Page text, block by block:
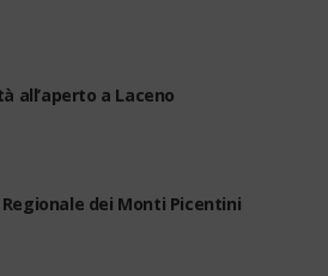
all’aperto a Laceno
Regionale dei Monti Picentini